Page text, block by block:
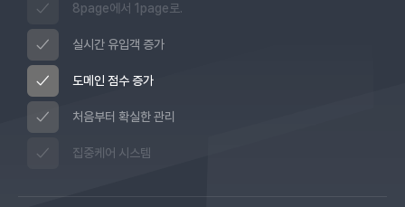
8page에서 1page로.
실시간 유입객 증가
도메인 점수 증가
처음부터 확실한 관리
집중케어 시스템